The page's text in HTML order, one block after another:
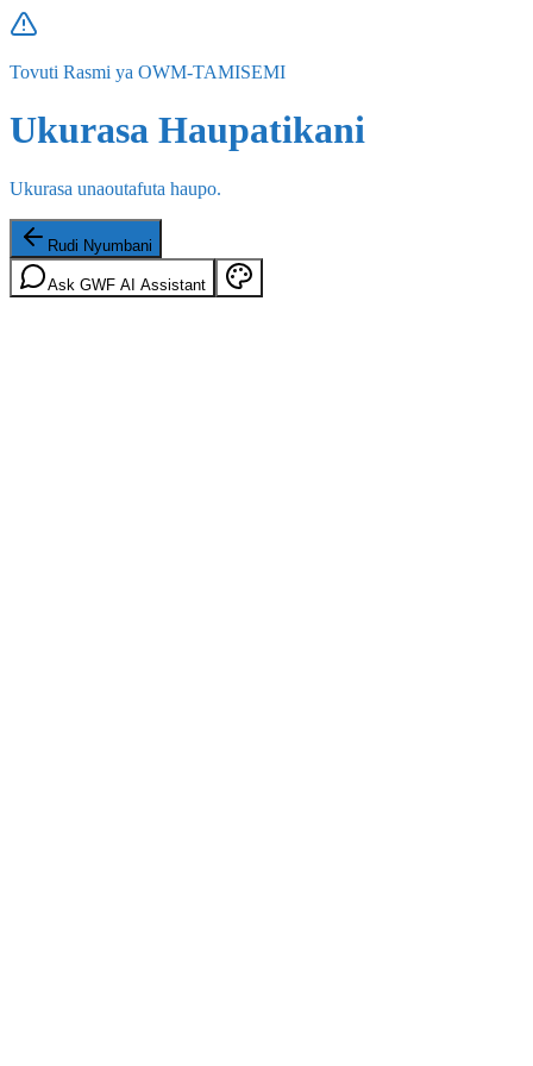
Tovuti Rasmi ya OWM-TAMISEMI
Ukurasa Haupatikani
Ukurasa unaoutafuta haupo.
Rudi Nyumbani
Ask GWF AI Assistant